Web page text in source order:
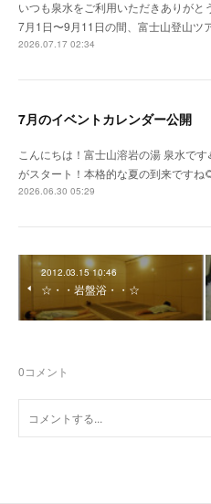
いつも泉水をご利用いただきありがと
7月1日〜9月11日の間、富士山登山ツ
2026.07.17 02:34
7月のイベントカレンダー公開
こんにちは！富士山溶岩の湯 泉水で
がスタート！本格的な夏の到来です
2026.06.30 05:29
2012.03.15 10:46
☆・・岩盤浴・・☆
0コメント